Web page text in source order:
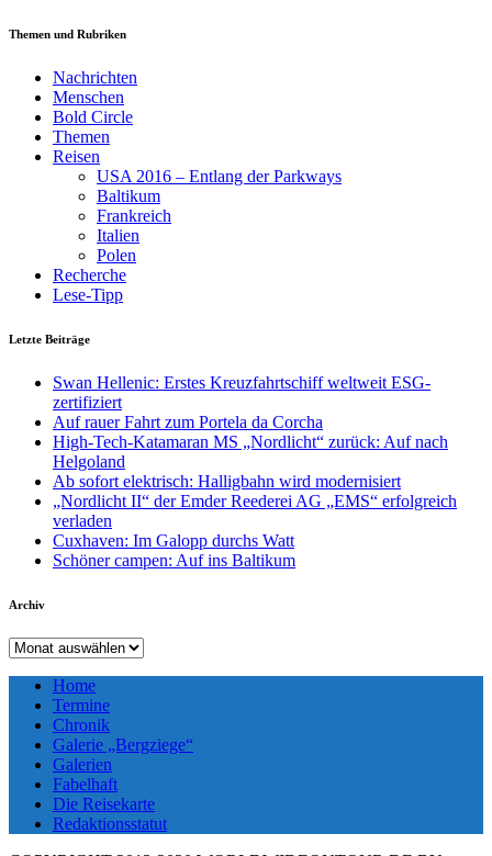
Themen und Rubriken
Nachrichten
Menschen
Bold Circle
Themen
Reisen
USA 2016 – Entlang der Parkways
Baltikum
Frankreich
Italien
Polen
Recherche
Lese-Tipp
Letzte Beiträge
Swan Hellenic: Erstes Kreuzfahrtschiff weltweit ESG-
zertifiziert
Auf rauer Fahrt zum Portela da Corcha
High-Tech-Katamaran MS „Nordlicht“ zurück: Auf nach
Helgoland
Ab sofort elektrisch: Halligbahn wird modernisiert
„Nordlicht II“ der Emder Reederei AG „EMS“ erfolgreich
verladen
Cuxhaven: Im Galopp durchs Watt
Schöner campen: Auf ins Baltikum
Archiv
Archiv
Home
Termine
Chronik
Galerie „Bergziege“
Galerien
Fabelhaft
Die Reisekarte
Redaktionsstatut